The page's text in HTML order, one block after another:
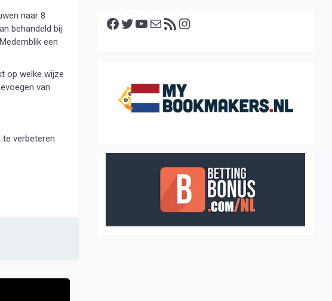
naar 8
behandeld bij
een
op welke wijze
van
verbeteren
Facebook Twitter YouTube E-mail RSS feed